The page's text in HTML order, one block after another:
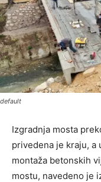
default
Izgradnja mosta
privedena je kraju, a
montaža betonskih
mostu, navedeno je